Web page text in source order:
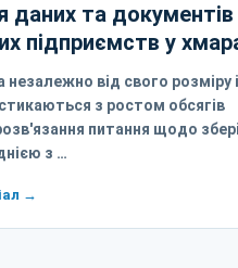
даних та документів
підприємств у
незалежно від свого розміру і
з ростом обсягів
питання щодо
з …
→